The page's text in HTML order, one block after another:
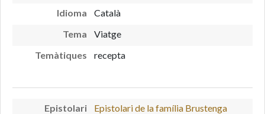
Idioma
Català
Tema
Viatge
Temàtiques
recepta
Epistolari
Epistolari de la família Brustenga